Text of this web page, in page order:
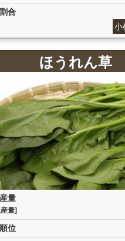
合
小
ほうれん草
量
量]
位